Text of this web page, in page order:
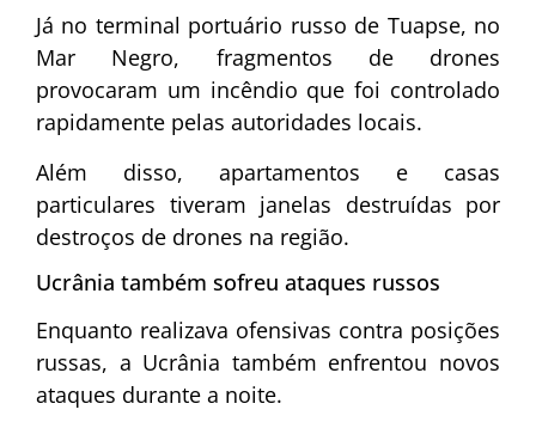
Já no terminal portuário russo de Tuapse, no
Mar Negro, fragmentos de drones
provocaram um incêndio que foi controlado
rapidamente pelas autoridades locais.
Além disso, apartamentos e casas
particulares tiveram janelas destruídas por
destroços de drones na região.
Ucrânia também sofreu ataques russos
Enquanto realizava ofensivas contra posições
russas, a Ucrânia também enfrentou novos
ataques durante a noite.